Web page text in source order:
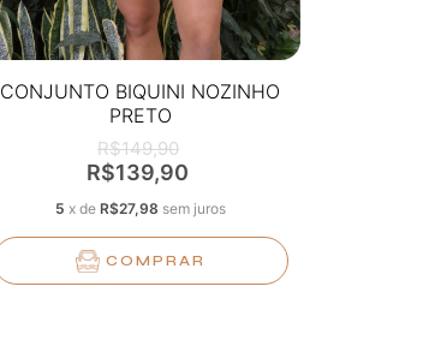
CONJUNTO BIQUINI NOZINHO
PRETO
R$149,90
R$139,90
5 x de R$27,98 sem juros
COMPRAR